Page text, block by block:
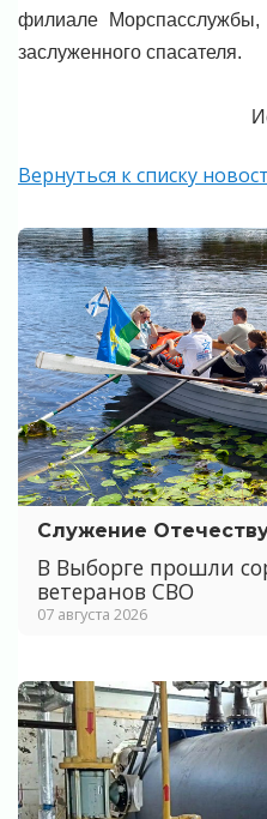
филиале
заслуженного спасателя.
Вернуться к списку
Служение
В Выборге прошли
ветеранов СВО
07 августа 2026